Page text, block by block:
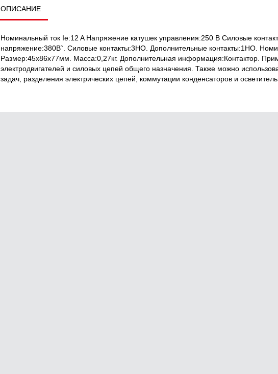
ОПИСАНИЕ
Номинальный ток Ie:12 A Напряжение катушек управления:250 В Силовые
напряжение:380В˜. Силовые контакты:3НО. Дополнительные контакты:1НО.
Размер:45х86х77мм. Масса:0,27кг. Дополнительная информация:Контактор.
электродвигателей и силовых цепей общего назначения. Также можно
задач, разделения электрических цепей, коммутации конденсаторов и